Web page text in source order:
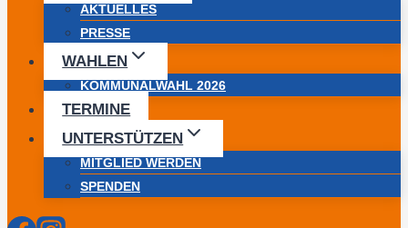
AKTUELLES
PRESSE
WAHLEN
KOMMUNALWAHL 2026
TERMINE
UNTERSTÜTZEN
MITGLIED WERDEN
SPENDEN